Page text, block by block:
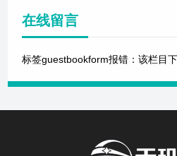
在线留言
标签guestbookform报错：该栏目